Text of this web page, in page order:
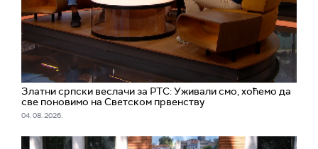
Златни српски веслачи за РТС: Уживали смо, хоћемо да
све поновимо на Светском првенству
04. 08. 2026.